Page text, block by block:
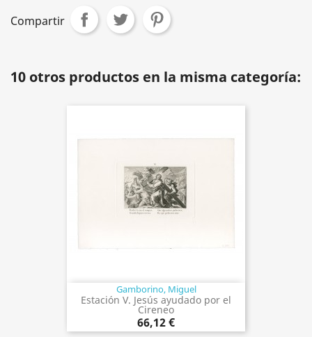
Compartir
10 otros productos en la misma categoría:
Gamborino, Miguel
Estación V. Jesús ayudado por el
Cireneo
66,12 €